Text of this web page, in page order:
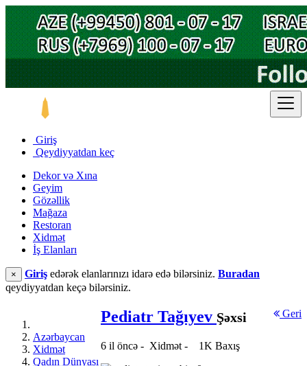
Giriş
Qeydiyyatdan keç
Dekor və Xına
Geyim
Gözəllik
Mağaza
Restoran
Xidmət
İş Elanları
× Giriş edərək elanlarınızı idarə edə bilərsiniz. Buradan
qeydiyyatdan keçə bilərsiniz.
Azərbaycan
Xidmət
Qadın Dünyası
Geri
Pediatr Tağıyev Şəxsi
6 il öncə - Xidmət - 1K Baxış